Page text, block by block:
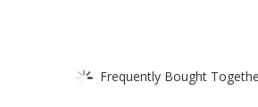
Frequently Bought